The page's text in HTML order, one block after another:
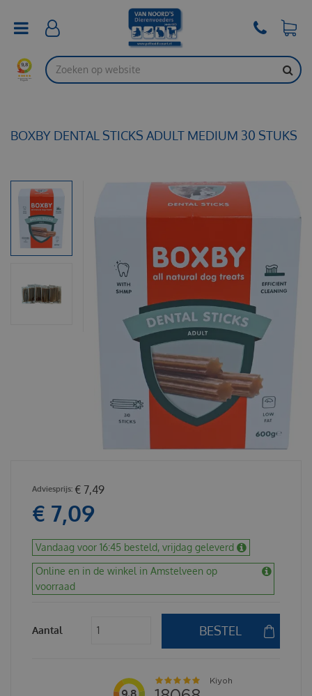
BOXBY DENTAL STICKS ADULT MEDIUM 30 STUKS
€ 7,49
€ 7,09
Vandaag voor 16:45 besteld, vrijdag geleverd
Online en in de winkel in Amstelveen op
voorraad
Aantal